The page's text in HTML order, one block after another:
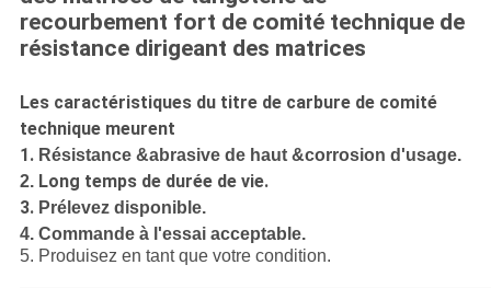
recourbement fort de comité technique de
résistance dirigeant des matrices
Les caractéristiques du titre de carbure de comité
technique meurent
1. Résistance &abrasive de haut &corrosion d'usage.
2. Long temps de durée de vie.
3. Prélevez disponible.
4. Commande à l'essai acceptable.
5. Produisez en tant que votre condition.